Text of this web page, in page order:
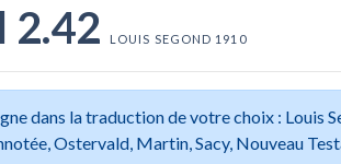
2.42 LOUIS SEGOND 1910
dans la traduction de votre choix : Louis
Ostervald, Martin, Sacy, Nouveau